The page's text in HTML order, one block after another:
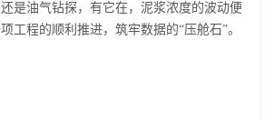
是油气钻探，有它在，泥浆浓度的波动便
工程的顺利推进，筑牢数据的“压舱石”。